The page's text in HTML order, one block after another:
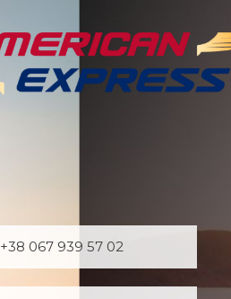
+38 067 939 57 02